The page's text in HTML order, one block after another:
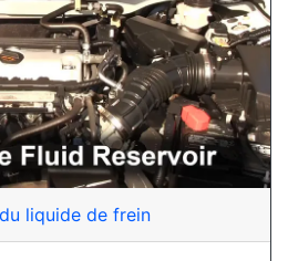
liquide de frein